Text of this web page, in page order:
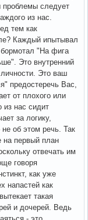
проблемы следует
из нас.
тем как
Каждый ипытывал
бормотал "На фига
Это внутренний
Это ваш
предостеречь Вас,
от плохого или
из нас сидит
за логику,
об этом речь. Так
на первый план
отвечать им
говоря
как уже
напастей как
такая
и дочерей. Ведь